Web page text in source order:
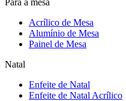
Acrílico de Mesa
Alumínio de Mesa
Painel de Mesa
Natal
Enfeite de Natal
Enfeite de Natal Acrílico